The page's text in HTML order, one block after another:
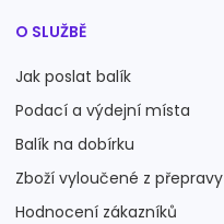
O SLUŽBĚ
Jak poslat balík
Podací a výdejní místa
Balík na dobírku
Zboží vyloučené z přepravy
Hodnocení zákazníků